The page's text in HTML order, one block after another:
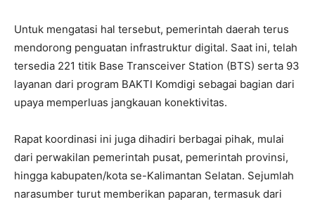
Untuk mengatasi hal tersebut, pemerintah daerah terus
mendorong penguatan infrastruktur digital. Saat ini, telah
tersedia 221 titik Base Transceiver Station (BTS) serta 93
layanan dari program BAKTI Komdigi sebagai bagian dari
upaya memperluas jangkauan konektivitas.
Rapat koordinasi ini juga dihadiri berbagai pihak, mulai
dari perwakilan pemerintah pusat, pemerintah provinsi,
hingga kabupaten/kota se-Kalimantan Selatan. Sejumlah
narasumber turut memberikan paparan, termasuk dari